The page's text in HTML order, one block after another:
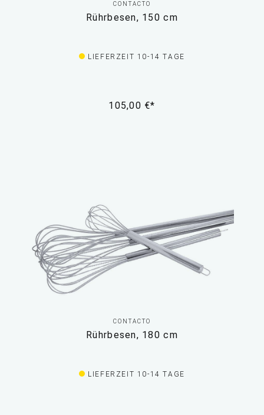
CONTACTO
Rührbesen, 150 cm
LIEFERZEIT 10-14 TAGE
105,00 €*
CONTACTO
Rührbesen, 180 cm
LIEFERZEIT 10-14 TAGE